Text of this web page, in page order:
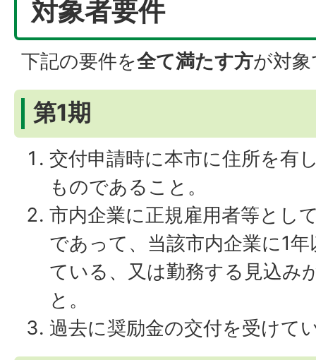
対象者要件
下記の要件を全て満たす方が対
第1期
交付申請時に本市に住所を有
ものであること。
市内企業に正規雇用者等とし
であって、当該市内企業に1
ている、又は勤務する見込み
と。
過去に奨励金の交付を受けて